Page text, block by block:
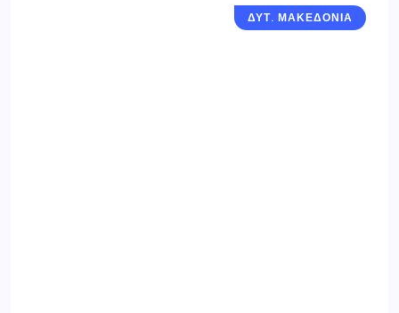
ΔΥΤ. ΜΑΚΕΔΟΝΙΑ